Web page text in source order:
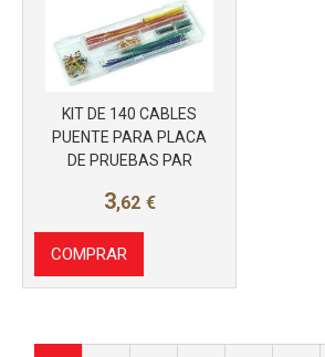
KIT DE 140 CABLES
PUENTE PARA PLACA
DE PRUEBAS PAR
3,62 €
COMPRAR